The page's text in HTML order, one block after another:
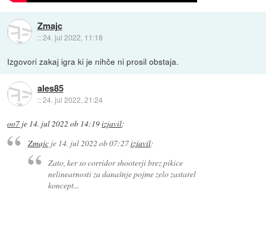
Zmajc
::24. jul 2022, 11:18
Izgovori zakaj igra ki je nihče ni prosil obstaja.
ales85
::24. jul 2022, 21:24
oo7 je 14. jul 2022 ob 14:19izjavil:
Zmajcje 14. jul 2022 ob 07:27izjavil:
Zato, ker so corridor shooterji brez pikice
nelinearnosti za današnje pojme zelo zastarel
koncept...